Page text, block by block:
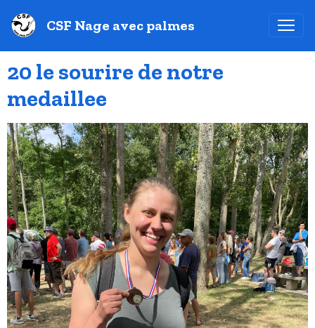
CSF Nage avec palmes
20 le sourire de notre
medaillee